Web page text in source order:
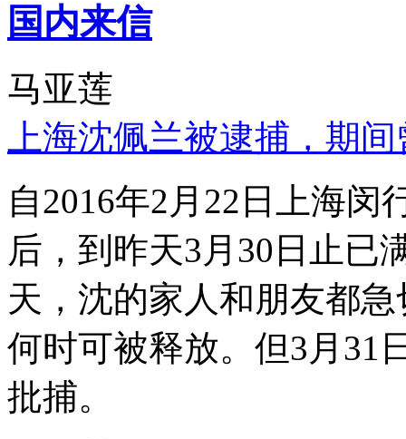
国内来信
马亚莲
上海沈佩兰被逮捕，期
自2016年2月22日上海
后，到昨天3月30日止已
天，沈的家人和朋友都
何时可被释放。但3月31
批捕。